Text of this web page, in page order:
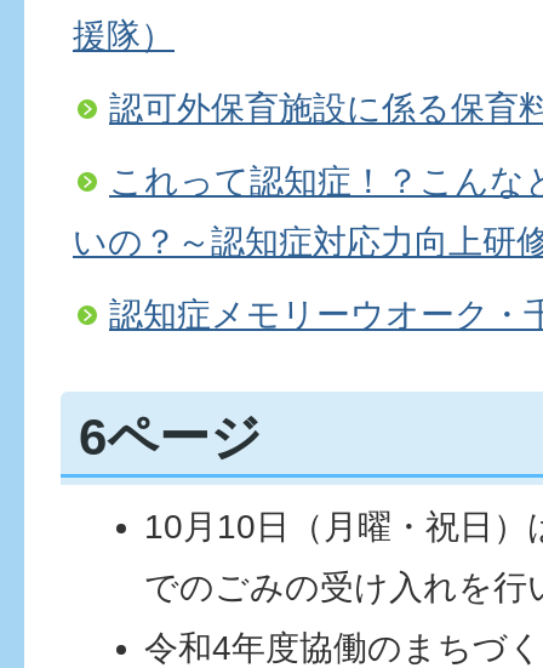
援隊）
認可外保育施設に係る保育
これって認知症！？こんな
いの？～認知症対応力向上研
認知症メモリーウオーク・
6ページ
10月10日（月曜・祝日
でのごみの受け入れを行
令和4年度協働のまちづ